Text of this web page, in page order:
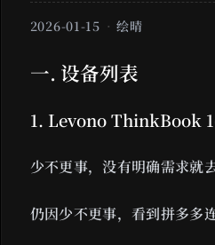
2026-01-15 绘晴
一. 设备列表
1. Levono ThinkBook
少不更事，没有明确需求
仍因少不更事，看到拼多多